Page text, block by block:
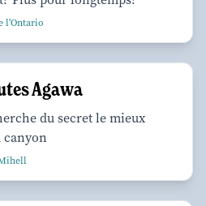
l'Ontario
Agawa
du secret le mieux
canyon